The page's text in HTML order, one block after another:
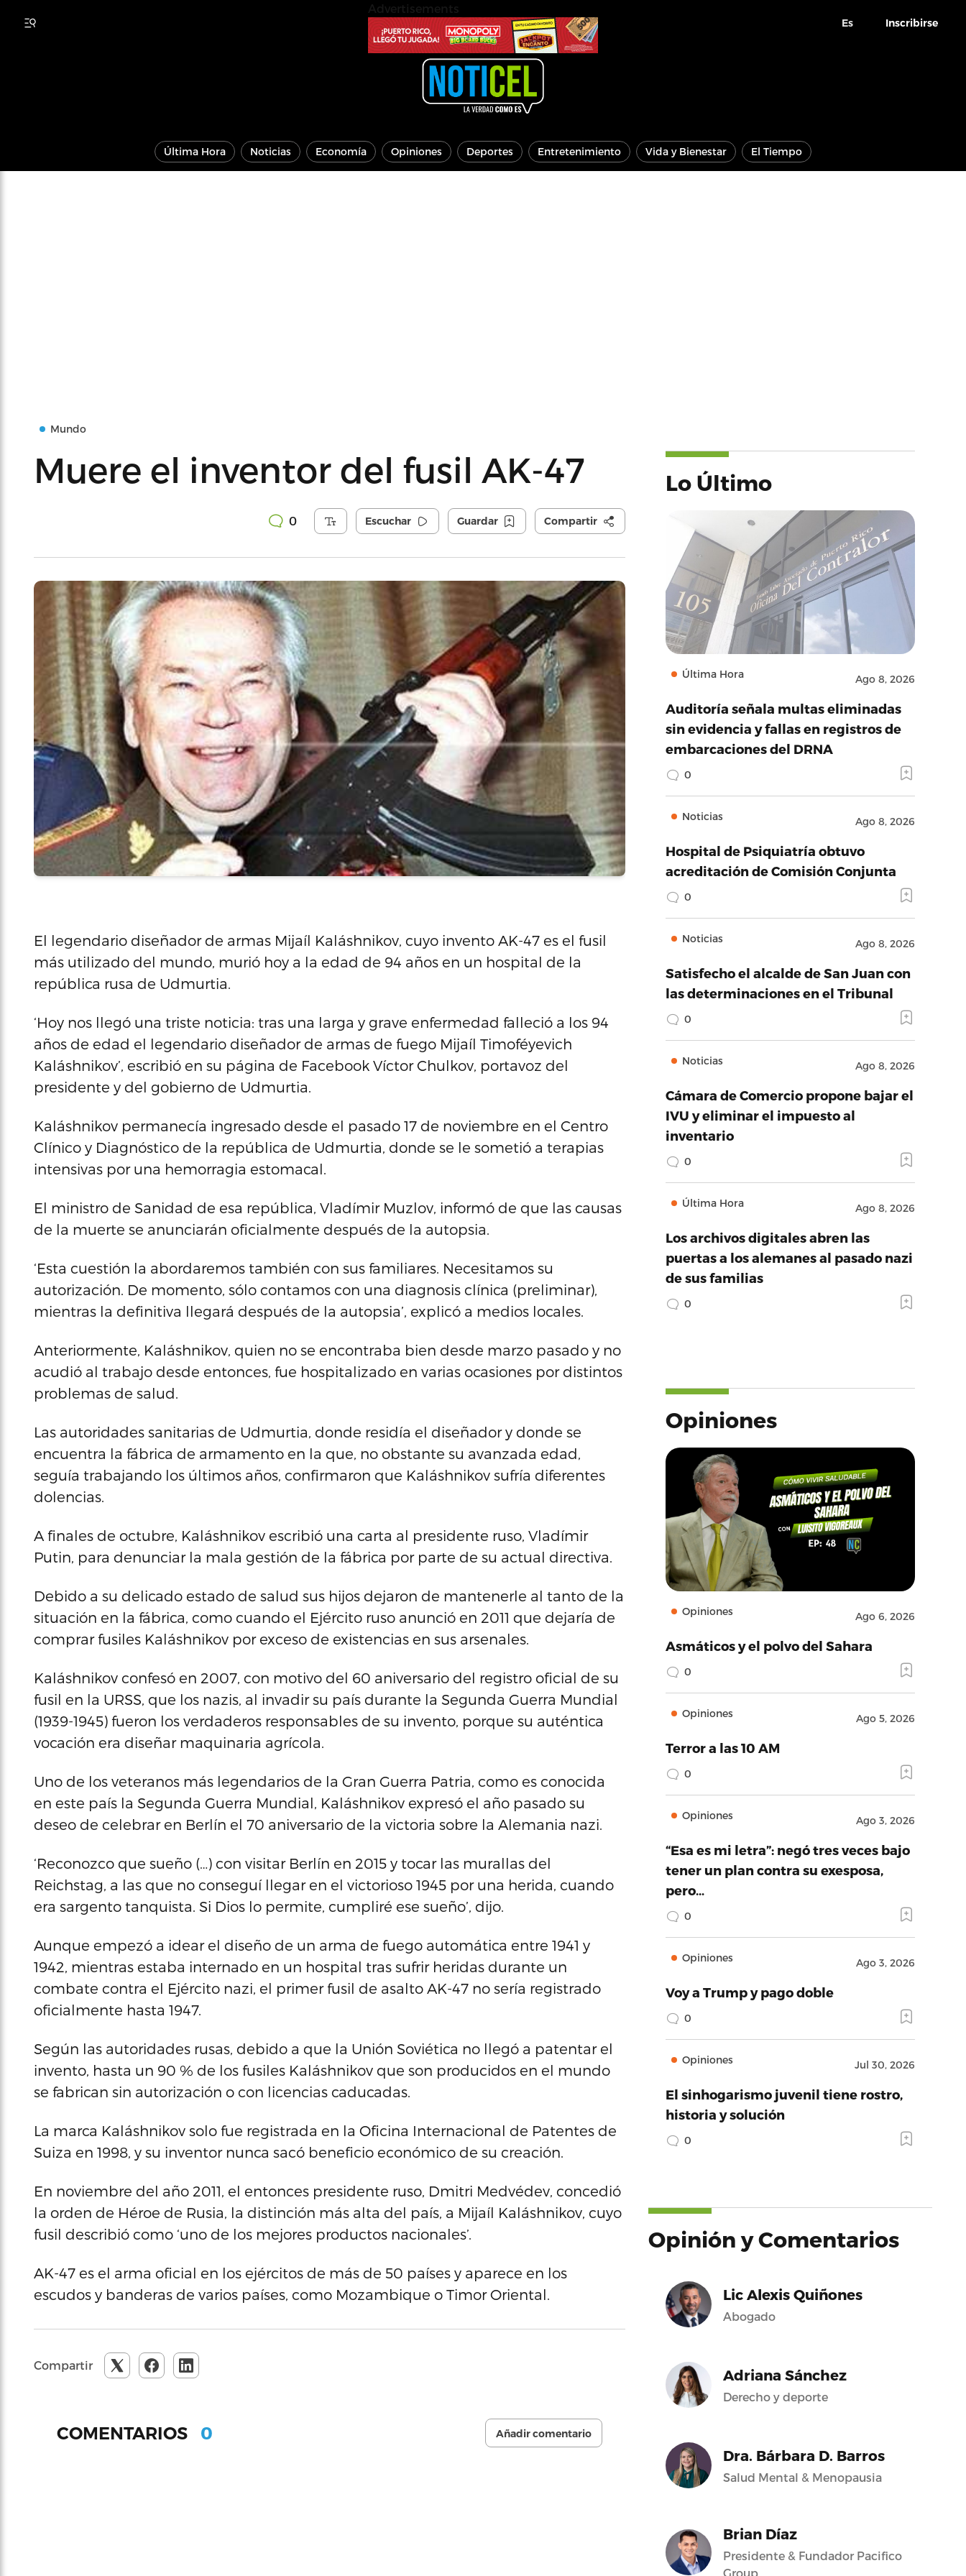
Es Inscribirse
Última Hora Noticias Economía Opiniones Deportes Entretenimiento Vida y Bienestar El Tiempo
Mundo
Muere el inventor del fusil AK-47
0 Escuchar Guardar Compartir
El legendario diseñador de armas Mijaíl Kaláshnikov, cuyo invento AK-47 es el fusil
más utilizado del mundo, murió hoy a la edad de 94 años en un hospital de la
república rusa de Udmurtia.
‘Hoy nos llegó una triste noticia: tras una larga y grave enfermedad falleció a los 94
años de edad el legendario diseñador de armas de fuego Mijaíl Timoféyevich
Kaláshnikov’, escribió en su página de Facebook Víctor Chulkov, portavoz del
presidente y del gobierno de Udmurtia.
Kaláshnikov permanecía ingresado desde el pasado 17 de noviembre en el Centro
Clínico y Diagnóstico de la república de Udmurtia, donde se le sometió a terapias
intensivas por una hemorragia estomacal.
El ministro de Sanidad de esa república, Vladímir Muzlov, informó de que las causas
de la muerte se anunciarán oficialmente después de la autopsia.
‘Esta cuestión la abordaremos también con sus familiares. Necesitamos su
autorización. De momento, sólo contamos con una diagnosis clínica (preliminar),
mientras la definitiva llegará después de la autopsia’, explicó a medios locales.
Anteriormente, Kaláshnikov, quien no se encontraba bien desde marzo pasado y no
acudió al trabajo desde entonces, fue hospitalizado en varias ocasiones por distintos
problemas de salud.
Las autoridades sanitarias de Udmurtia, donde residía el diseñador y donde se
encuentra la fábrica de armamento en la que, no obstante su avanzada edad,
seguía trabajando los últimos años, confirmaron que Kaláshnikov sufría diferentes
dolencias.
A finales de octubre, Kaláshnikov escribió una carta al presidente ruso, Vladímir
Putin, para denunciar la mala gestión de la fábrica por parte de su actual directiva.
Debido a su delicado estado de salud sus hijos dejaron de mantenerle al tanto de la
situación en la fábrica, como cuando el Ejército ruso anunció en 2011 que dejaría de
comprar fusiles Kaláshnikov por exceso de existencias en sus arsenales.
Kaláshnikov confesó en 2007, con motivo del 60 aniversario del registro oficial de su
fusil en la URSS, que los nazis, al invadir su país durante la Segunda Guerra Mundial
(1939-1945) fueron los verdaderos responsables de su invento, porque su auténtica
vocación era diseñar maquinaria agrícola.
Uno de los veteranos más legendarios de la Gran Guerra Patria, como es conocida
en este país la Segunda Guerra Mundial, Kaláshnikov expresó el año pasado su
deseo de celebrar en Berlín el 70 aniversario de la victoria sobre la Alemania nazi.
‘Reconozco que sueño (…) con visitar Berlín en 2015 y tocar las murallas del
Reichstag, a las que no conseguí llegar en el victorioso 1945 por una herida, cuando
era sargento tanquista. Si Dios lo permite, cumpliré ese sueño’, dijo.
Aunque empezó a idear el diseño de un arma de fuego automática entre 1941 y
1942, mientras estaba internado en un hospital tras sufrir heridas durante un
combate contra el Ejército nazi, el primer fusil de asalto AK-47 no sería registrado
oficialmente hasta 1947.
Según las autoridades rusas, debido a que la Unión Soviética no llegó a patentar el
invento, hasta un 90 % de los fusiles Kaláshnikov que son producidos en el mundo
se fabrican sin autorización o con licencias caducadas.
La marca Kaláshnikov solo fue registrada en la Oficina Internacional de Patentes de
Suiza en 1998, y su inventor nunca sacó beneficio económico de su creación.
En noviembre del año 2011, el entonces presidente ruso, Dmitri Medvédev, concedió
la orden de Héroe de Rusia, la distinción más alta del país, a Mijaíl Kaláshnikov, cuyo
fusil describió como ‘uno de los mejores productos nacionales’.
AK-47 es el arma oficial en los ejércitos de más de 50 países y aparece en los
escudos y banderas de varios países, como Mozambique o Timor Oriental.
Compartir
COMENTARIOS 0 Añadir comentario
Lo Último
Última Hora Ago 8, 2026
Auditoría señala multas eliminadas
sin evidencia y fallas en registros de
embarcaciones del DRNA
0
Noticias Ago 8, 2026
Hospital de Psiquiatría obtuvo
acreditación de Comisión Conjunta
0
Noticias Ago 8, 2026
Satisfecho el alcalde de San Juan con
las determinaciones en el Tribunal
0
Noticias Ago 8, 2026
Cámara de Comercio propone bajar el
IVU y eliminar el impuesto al
inventario
0
Última Hora Ago 8, 2026
Los archivos digitales abren las
puertas a los alemanes al pasado nazi
de sus familias
0
Opiniones
Opiniones Ago 6, 2026
Asmáticos y el polvo del Sahara
0
Opiniones Ago 5, 2026
Terror a las 10 AM
0
Opiniones Ago 3, 2026
“Esa es mi letra”: negó tres veces bajo
tener un plan contra su exesposa,
pero…
0
Opiniones Ago 3, 2026
Voy a Trump y pago doble
0
Opiniones Jul 30, 2026
El sinhogarismo juvenil tiene rostro,
historia y solución
0
Opinión y Comentarios
Lic Alexis Quiñones
Abogado
Adriana Sánchez
Derecho y deporte
Dra. Bárbara D. Barros
Salud Mental & Menopausia
Brian Díaz
Presidente & Fundador Pacifico
Group